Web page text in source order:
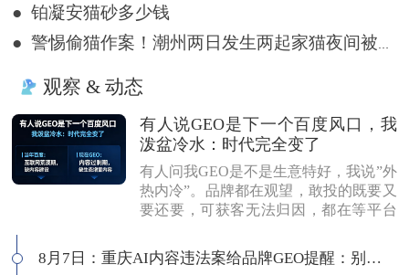
● 铂凝安猫砂多少钱
观察 & 动态
有人说GEO是下一个百度风口，我
泼盆冷水：时代完全变了
有人问我GEO是不是生意特好，我说”外
热内冷”。品牌都在观望，敢投的既要又
要还要，可获客无法归因，都在等平台
的百度代理风口，我不认同：当年缺内
容，现在缺增量内容；当年用户好引
8月7日：重庆AI内容违法案给品牌GEO提醒：别把AI当挡箭牌